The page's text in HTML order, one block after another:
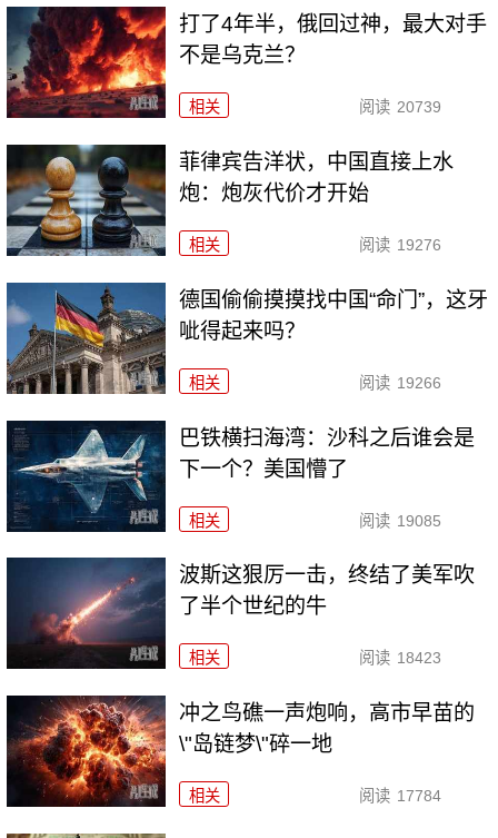
打了4年半，俄回过神，最大对手
不是乌克兰？
相关 阅读 20739
菲律宾告洋状，中国直接上水
炮：炮灰代价才开始
相关 阅读 19276
德国偷偷摸摸找中国“命门”，这牙
呲得起来吗？
相关 阅读 19266
巴铁横扫海湾：沙科之后谁会是
下一个？美国懵了
相关 阅读 19085
波斯这狠厉一击，终结了美军吹
了半个世纪的牛
相关 阅读 18423
冲之鸟礁一声炮响，高市早苗的
\"岛链梦\"碎一地
相关 阅读 17784